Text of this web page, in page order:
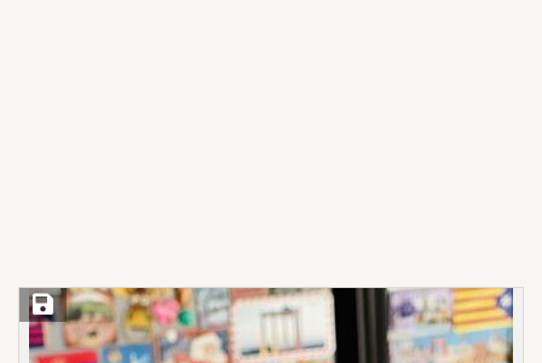
Save Recipe